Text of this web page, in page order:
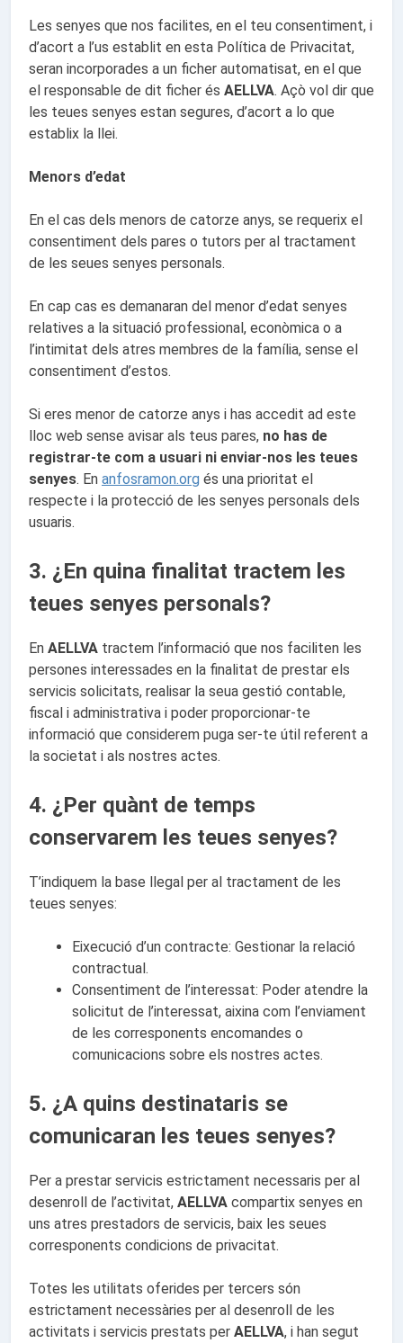
Les senyes que nos facilites, en el teu consentiment, i
d’acort a l’us establit en esta Política de Privacitat,
seran incorporades a un ficher automatisat, en el que
el responsable de dit ficher és AELLVA. Açò vol dir que
les teues senyes estan segures, d’acort a lo que
establix la llei.
Menors d’edat
En el cas dels menors de catorze anys, se requerix el
consentiment dels pares o tutors per al tractament
de les seues senyes personals.
En cap cas es demanaran del menor d’edat senyes
relatives a la situació professional, econòmica o a
l’intimitat dels atres membres de la família, sense el
consentiment d’estos.
Si eres menor de catorze anys i has accedit ad este
lloc web sense avisar als teus pares, no has de
registrar-te com a usuari ni enviar-nos les teues
senyes. En anfosramon.org és una prioritat el
respecte i la protecció de les senyes personals dels
usuaris.
3. ¿En quina finalitat tractem les
teues senyes personals?
En AELLVA tractem l’informació que nos faciliten les
persones interessades en la finalitat de prestar els
servicis solicitats, realisar la seua gestió contable,
fiscal i administrativa i poder proporcionar-te
informació que considerem puga ser-te útil referent a
la societat i als nostres actes.
4. ¿Per quànt de temps
conservarem les teues senyes?
T’indiquem la base llegal per al tractament de les
teues senyes:
Eixecució d’un contracte: Gestionar la relació
contractual.
Consentiment de l’interessat: Poder atendre la
solicitut de l’interessat, aixina com l’enviament
de les corresponents encomandes o
comunicacions sobre els nostres actes.
5. ¿A quins destinataris se
comunicaran les teues senyes?
Per a prestar servicis estrictament necessaris per al
desenroll de l’activitat, AELLVA compartix senyes en
uns atres prestadors de servicis, baix les seues
corresponents condicions de privacitat.
Totes les utilitats oferides per tercers són
estrictament necessàries per al desenroll de les
activitats i servicis prestats per AELLVA, i han segut